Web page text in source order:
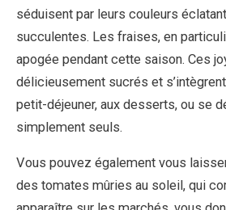
séduisent par leurs couleurs
succulentes. Les fraises, en
apogée pendant cette saison. Ces
délicieusement sucrés et
petit-déjeuner, aux desserts, ou se
simplement seuls.
Vous pouvez également vous
des tomates mûries au soleil, qui